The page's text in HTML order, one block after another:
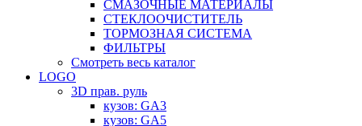
СМАЗОЧНЫЕ МАТЕРИАЛЫ
СТЕКЛООЧИСТИТЕЛЬ
ТОРМОЗНАЯ СИСТЕМА
ФИЛЬТРЫ
Смотреть весь каталог
LOGO
3D прав. руль
кузов: GA3
кузов: GA5